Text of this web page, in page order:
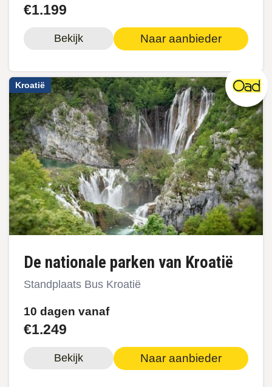
€1.199
Bekijk Naar aanbieder
Kroatië
De nationale parken van Kroatië
Standplaats Bus Kroatië
10 dagen vanaf
€1.249
Bekijk Naar aanbieder